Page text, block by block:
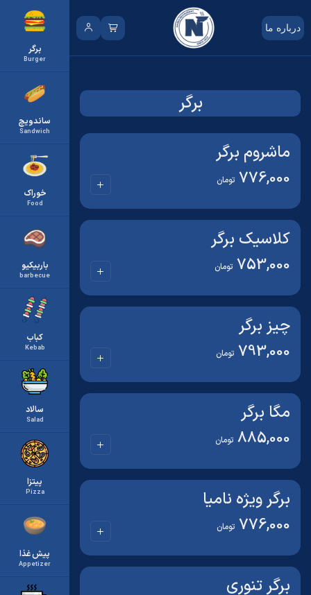
برگر
Burger
ساندویچ
Sandwich
خوراک
Food
باربیکیو
barbecue
کباب
Kebab
سالاد
Salad
پیتزا
Pizza
پیش غذا
Appetizer
درباره ما
برگر
ماشروم برگر
776,000 تومان
کلاسیک برگر
753,000 تومان
چیز برگر
793,000 تومان
مگا برگر
885,000 تومان
برگر ویژه نامیا
776,000 تومان
برگر تنوری